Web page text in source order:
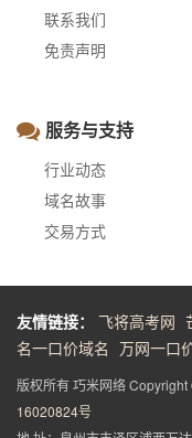
联系我们
免责声明
服务与支持
行业动态
域名故事
交易方式
友情链接： 飞将高考网
名一口价域名 万网一口
版权所有 巧米网络
16020824号